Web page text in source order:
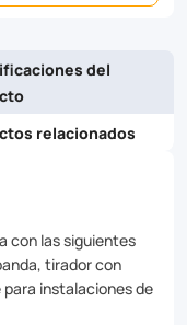
del
relacionados
con las siguientes
tirador con
para instalaciones de